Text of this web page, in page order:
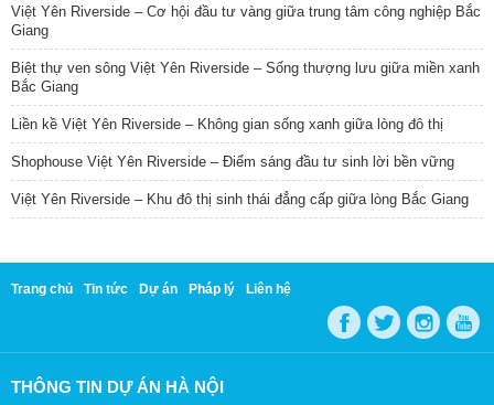
Việt Yên Riverside – Cơ hội đầu tư vàng giữa trung tâm công nghiệp Bắc
Giang
Biệt thự ven sông Việt Yên Riverside – Sống thượng lưu giữa miền xanh
Bắc Giang
Liền kề Việt Yên Riverside – Không gian sống xanh giữa lòng đô thị
Shophouse Việt Yên Riverside – Điểm sáng đầu tư sinh lời bền vững
Việt Yên Riverside – Khu đô thị sinh thái đẳng cấp giữa lòng Bắc Giang
Trang chủ Tin tức Dự án Pháp lý Liên hệ
THÔNG TIN DỰ ÁN HÀ NỘI